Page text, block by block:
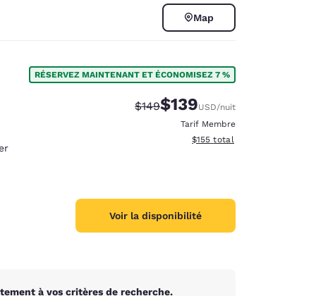
Map
RÉSERVEZ MAINTENANT ET ÉCONOMISEZ 7 %
Tarif barré :
$149Tarif réduit :
$139USD/nuit
Tarif Membre
Afficher les détails du total
$155 total
Voir la disponibilité
à vos critères de recherche.